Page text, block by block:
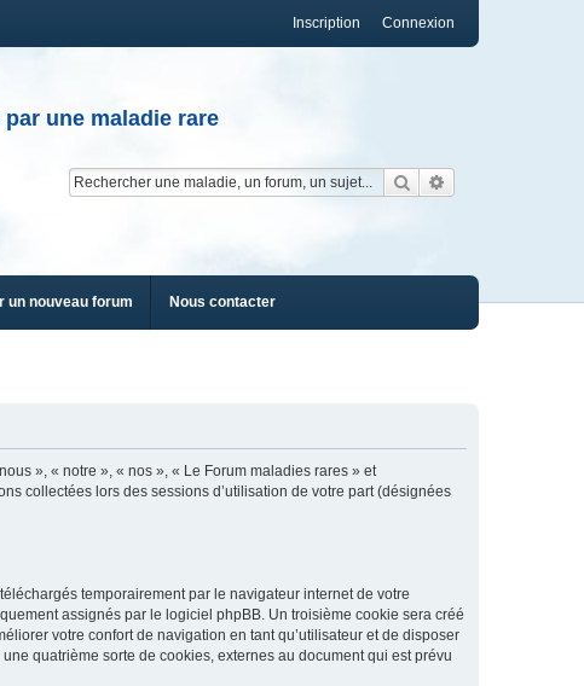
Connexion
Inscription
une maladie rare
Rechercher
un nouveau forum Nous contacter
», « notre », « nos », « Le Forum maladies rares » et
collectées lors des sessions d’utilisation de votre part (désignées
temporairement par le navigateur internet de votre
assignés par le logiciel phpBB. Un troisième cookie sera créé
votre confort de navigation en tant qu’utilisateur et de disposer
quatrième sorte de cookies, externes au document qui est prévu